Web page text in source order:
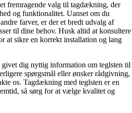
fremragende valg til tagdækning, der
og funktionalitet. Uanset om du
farver, er der et bredt udvalg af
til dine behov. Husk altid at konsultere
at sikre en korrekt installation og lang
givet dig nyttig information om teglsten til
spørgsmål eller ønsker rådgivning,
os. Tagdækning med teglsten er en
så sørg for at vælge kvalitet og